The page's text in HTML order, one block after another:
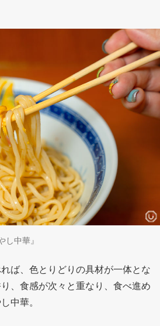
し中華』
ば、色とりどりの具材が一体とな
、食感が次々と重なり、食べ進め
中華。